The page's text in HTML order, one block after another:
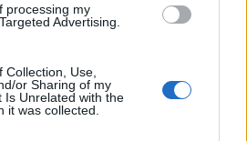
processing my
Advertising.
Use,
or Sharing of my
Is Unrelated with the
it was collected.
περιμένω πολλά. Μήπως
η διαύγεια στρέφεται